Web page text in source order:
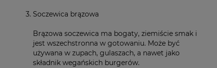
Soczewica brązowa
Brązowa soczewica ma bogaty, ziemiście smak i
jest wszechstronna w gotowaniu. Może być
używana w zupach, gulaszach, a nawet jako
składnik wegańskich burgerów.